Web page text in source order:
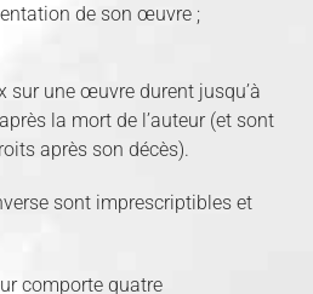
de son œuvre ;
sur une œuvre durent jusqu’à
la mort de l’auteur (et sont
après son décès).
sont imprescriptibles et
comporte quatre